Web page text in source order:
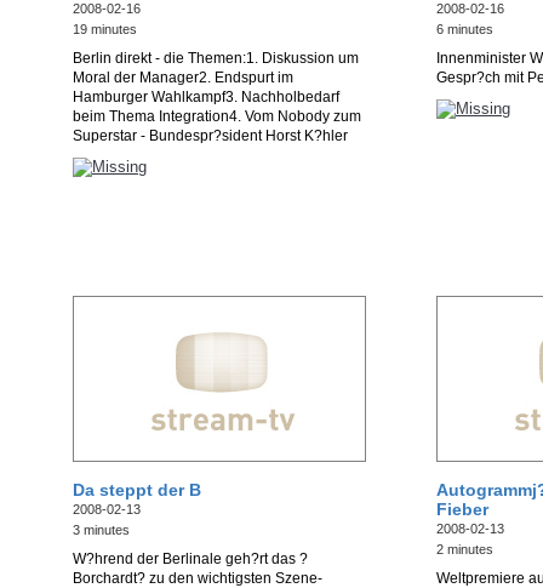
2008-02-16
19 minutes
Berlin direkt - die Themen:1. Diskussion um
Moral der Manager2. Endspurt im
Hamburger Wahlkampf3. Nachholbedarf
beim Thema Integration4. Vom Nobody zum
Superstar - Bundespr?sident Horst K?hler
2008-02-16
6 minutes
Innenminister
Gespr?ch mit
Da steppt der B
2008-02-13
3 minutes
W?hrend der Berlinale geh?rt das ?
Borchardt? zu den wichtigsten Szene-
Fieber
2008-02-13
2 minutes
Weltpremiere